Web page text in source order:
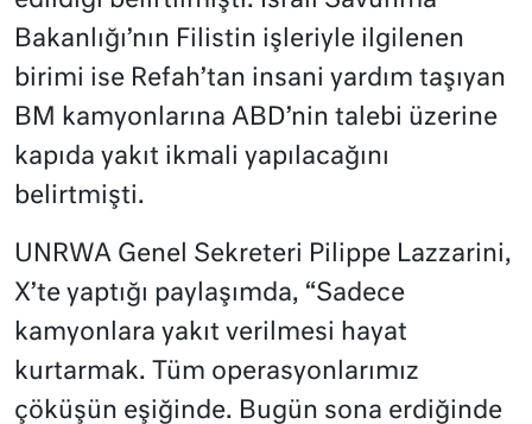
Bakanlığı’nın Filistin işleriyle ilgilenen
birimi ise Refah’tan insani yardım taşıyan
BM kamyonlarına ABD’nin talebi üzerine
kapıda yakıt ikmali yapılacağını
belirtmişti.
UNRWA Genel Sekreteri Pilippe Lazzarini,
X’te yaptığı paylaşımda, “Sadece
kamyonlara yakıt verilmesi hayat
kurtarmak. Tüm operasyonlarımız
çöküşün eşiğinde. Bugün sona erdiğinde